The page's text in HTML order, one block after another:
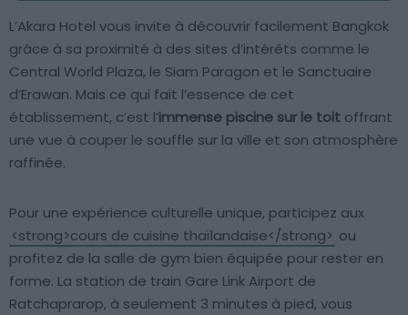
L’Akara Hotel vous invite à découvrir facilement Bangkok
grâce à sa proximité à des sites d’intérêts comme le
Central World Plaza, le Siam Paragon et le Sanctuaire
d’Erawan. Mais ce qui fait l’essence de cet
établissement, c’est l’immense piscine sur le toit offrant
une vue à couper le souffle sur la ville et son atmosphère
raffinée.
Pour une expérience culturelle unique, participez aux
<strong>cours de cuisine thaïlandaise</strong> ou
profitez de la salle de gym bien équipée pour rester en
forme. La station de train Gare Link Airport de
Ratchaprarop, à seulement 3 minutes à pied, vous